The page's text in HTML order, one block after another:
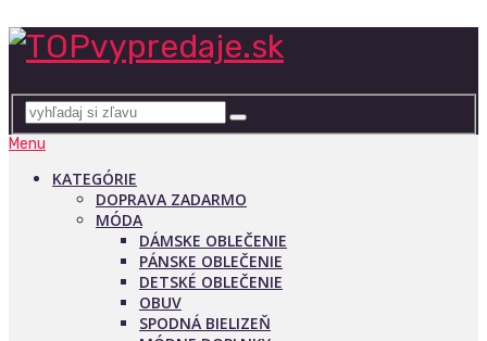
Menu
KATEGÓRIE
DOPRAVA ZADARMO
MÓDA
DÁMSKE OBLEČENIE
PÁNSKE OBLEČENIE
DETSKÉ OBLEČENIE
OBUV
SPODNÁ BIELIZEŇ